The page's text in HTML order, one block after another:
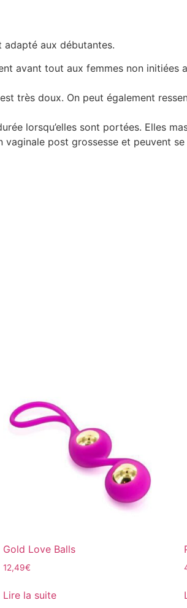
aux débutantes.
avant tout aux femmes non initiées
très doux. On peut également
lorsqu’elles sont portées. Elles
post grossesse et peuvent
Gold Love Balls
12,49€
Lire la suite